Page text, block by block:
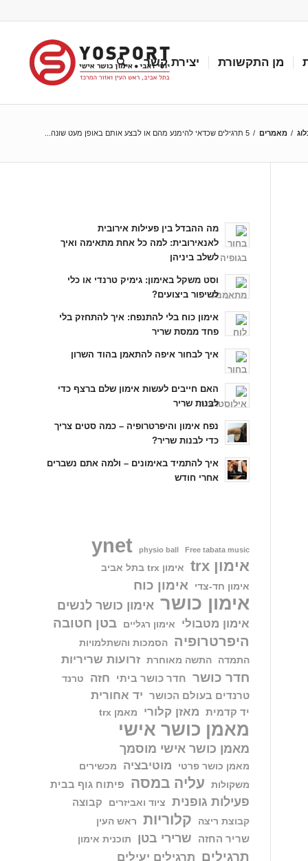
מן התקשורת יצירת קשר
/ מאמרים / 5 תרגילים שכדאי להימנע מהם או לבצע אותם באופן מעט שונה...
מה ההבדל בין פעילות אירובית
לאנאירובית: למה כל אחת מתאימה ואיך
לשלב ביניהן
וסט משקל באימון: גימיק טרנדי או כלי
לשיפור ביצועים?
אימון כוח בלי להתנפח: איך להתחזק בלי
פחד ממסת שריר
איך לבחור איפה להתאמן בהוד השרון
האם חייבים לעשות אימון שלם ברצף כדי
לבנות שריר
נפח אימון והיפרטרופיה – כמה סטים צריך
כדי לבנות שריר?
איך להתמיד באימונים – ולמה אתם נשברים
אחרי חודש
Free tabata music
physio ball
ynet
אימון trx
אימון trx בתל אביב
אימון חד-צדי
אימון כוח
אימון כושר אימון כושר לנשים
אימון מטבולי אימון רגליים
בטן חטובה
היפרטרופיה
הסמכות והשתלמויות
התמדה
התשה מאוחרת זרועות שריריות
חדר כושר חדר כושר ביתי חזה טרנד
טרנדים בעולם הכושר יד אחורית
יד קדמית מאזן קלורי מאמן trx
מאמן כושר אישי
מאמן כושר אישי מוסמך
מאמן כושר פרטי מוטיבציה
מכשירים
משקולות
עליה במסה פיתוח גוף בבית
פעילות גופנית ציוד ואביזרים קבוצה
קבוצת ריצה קלוריות ראש העין
שריר החזה שרירי בטן תוכנית אימון
תרגילים תרגילים יעילים